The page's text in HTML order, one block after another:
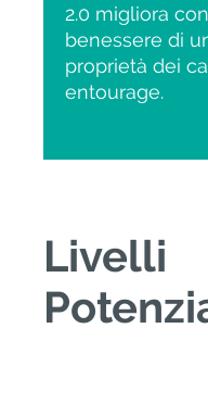
2.0 migliora
benessere di
proprietà dei
entourage.
Livelli